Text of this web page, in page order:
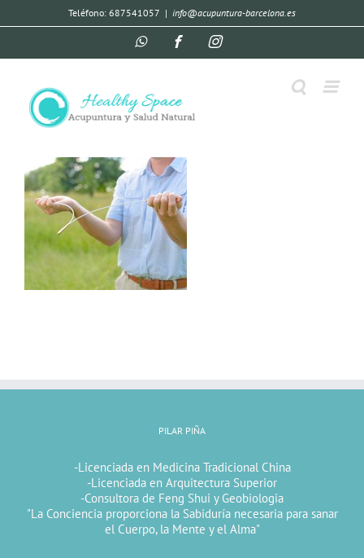
Teléfono: 687541057 | info@acupuntura-barcelona.es
PILAR PIÑA
-Licenciada en Medicina Tradicional China
-Licenciada en Arquitectura Superior
-Consultora de Feng Shui y Geobiologia
"La Conciencia proporciona la Sabiduría necesaria para sanar
el Cuerpo, la Mente y el Alma"